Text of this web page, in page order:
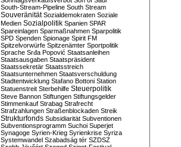
South-Stream-Pipeline South Stream
Souveränität Sozialdemokraten Soziale
Medien Sozialpolitik Spanien SPAR
Spareinlagen Sparmaßnahmen Sparpolitik
SPD Spenden Spionage Spirit FM
Spitzelvorwürfe Spitzenämter Sportpolitik
Sprache Srđa Popović Staatsanleihen
Staatsausgaben Staatspräsident
Staatssekretär Staatsstreich
Staatsunternehmen Staatsverschuldung
Stadtentwicklung Stafano Bottoni Station
Statuenstreit Sterbehilfe Steuerpolitik
Steve Bannon Stiftungen Stiftungsgelder
Stimmenkauf Strabag Strafrecht
Strafzahlungen Straßenblockaden Streik
Strukturfonds Subsidiarität Subventionen
Subventionsprogramm Suchoi Superjet
Synagoge Syrien-Krieg Syrienkrise Syriza
Systemwandel Szabadság tér SZDSZ